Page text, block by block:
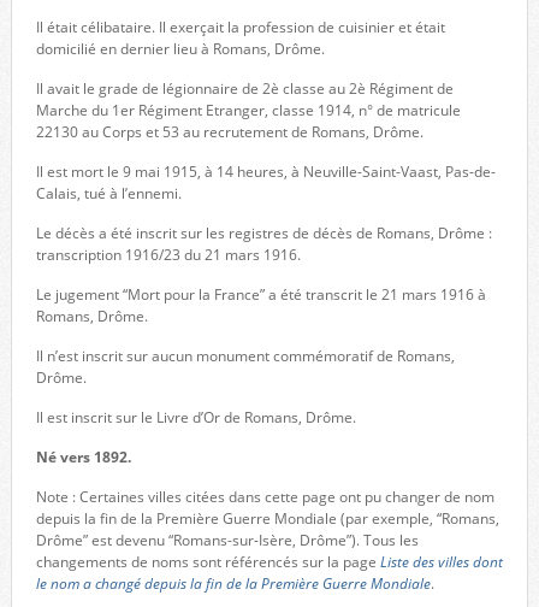
Il était célibataire. Il exerçait la profession de cuisinier et était
domicilié en dernier lieu à Romans, Drôme.
Il avait le grade de légionnaire de 2è classe au 2è Régiment de
Marche du 1er Régiment Etranger, classe 1914, n° de matricule
22130 au Corps et 53 au recrutement de Romans, Drôme.
Il est mort le 9 mai 1915, à 14 heures, à Neuville-Saint-Vaast, Pas-de-
Calais, tué à l’ennemi.
Le décès a été inscrit sur les registres de décès de Romans, Drôme :
transcription 1916/23 du 21 mars 1916.
Le jugement “Mort pour la France” a été transcrit le 21 mars 1916 à
Romans, Drôme.
Il n’est inscrit sur aucun monument commémoratif de Romans,
Drôme.
Il est inscrit sur le Livre d’Or de Romans, Drôme.
Né vers 1892.
Note : Certaines villes citées dans cette page ont pu changer de nom
depuis la fin de la Première Guerre Mondiale (par exemple, “Romans,
Drôme” est devenu “Romans-sur-Isère, Drôme”). Tous les
changements de noms sont référencés sur la page Liste des villes dont
le nom a changé depuis la fin de la Première Guerre Mondiale.